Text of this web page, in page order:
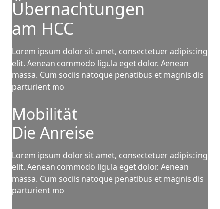
Übernachtungen
am HCC
Lorem ipsum dolor sit amet, consectetuer adipiscing
elit. Aenean commodo ligula eget dolor. Aenean
massa. Cum sociis natoque penatibus et magnis dis
parturient mo
Mobilität
Die Anreise
Lorem ipsum dolor sit amet, consectetuer adipiscing
elit. Aenean commodo ligula eget dolor. Aenean
massa. Cum sociis natoque penatibus et magnis dis
parturient mo